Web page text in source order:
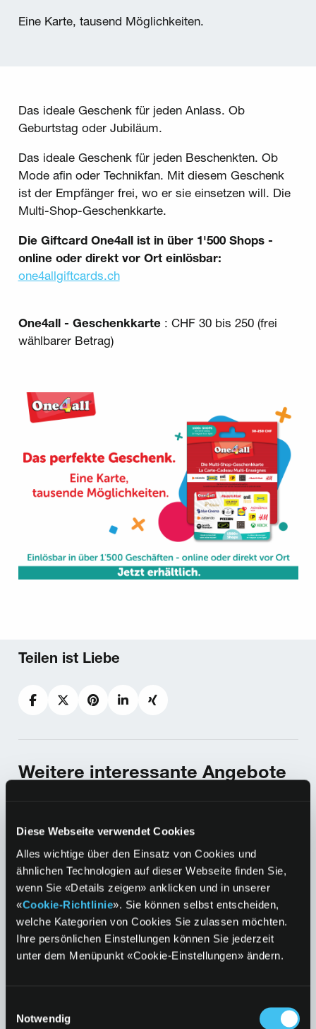
Diese Webseite verwendet Cookies
Alles wichtige über den Einsatz von Cookies und
ähnlichen Technologien auf dieser Webseite finden Sie,
wenn Sie «Details zeigen» anklicken und in unserer
«Cookie-Richtlinie». Sie können selbst entscheiden,
welche Kategorien von Cookies Sie zulassen möchten.
Ihre persönlichen Einstellungen können Sie jederzeit
unter dem Menüpunkt «Cookie-Einstellungen» ändern.
Notwendig
Eine Karte, tausend Möglichkeiten.
Das ideale Geschenk für jeden Anlass. Ob
Geburtstag oder Jubiläum.
Das ideale Geschenk für jeden Beschenkten. Ob
Mode afin oder Technikfan. Mit diesem Geschenk
ist der Empfänger frei, wo er sie einsetzen will. Die
Multi-Shop-Geschenkkarte.
Die Giftcard One4all ist in über 1'500 Shops -
online oder direkt vor Ort einlösbar:
one4allgiftcards.ch
One4all - Geschenkkarte: CHF 30 bis 250 (frei
wählbarer Betrag)
Teilen ist Liebe
FacebookTwitterPinterestLinkedInXing
Weitere interessante Angebote
Entdecke unsere Services
Geld abheben, Flixbustickets kaufen, Pakete
retournieren oder einen Powerakku
ausleihen. Der k kiosk bietet viele nützliche
Services.